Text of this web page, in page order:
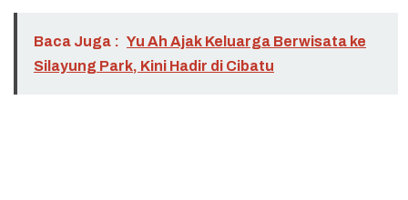
Baca Juga : Yu Ah Ajak Keluarga Berwisata ke
Silayung Park, Kini Hadir di Cibatu